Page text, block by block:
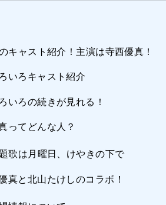
キャスト紹介！主演は寺西優真！
いろキャスト紹介
いろの続きが見れる！
ってどんな人？
歌は月曜日、けやきの下で
真と北山たけしのコラボ！